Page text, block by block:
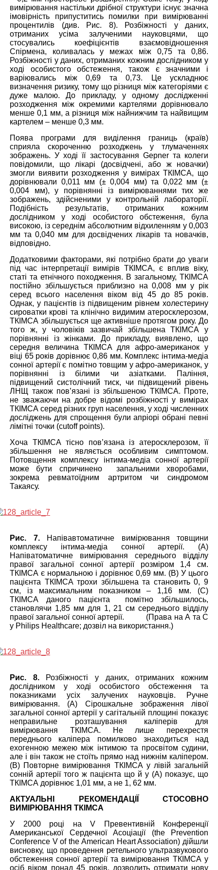
вимірювання настільки дрібної структури існує значна
імовірність припуститись помилки при вимірюванні
процентилів (див. Рис. 8). Розбіжності у даних,
отриманих усіма залученими науковцями, що
стосувались коефіцієнтів взаємовідношення
Спірмена, коливалась у межах між 0,75 та 0,86.
Розбіжності у даних, отриманих кожним дослідником у
ході особистого обстеження, також є значними і
варіювались між 0,69 та 0,73. Це ускладнює
визначення ризику, тому що різниця між категоріями є
дуже малою. До прикладу, у одному дослідженні
розходження між окремими картелями дорівнювало
менше 0,1 мм, а різниця між найнижчим та найвищим
картелем – менше 0,3 мм.
Поява програми для виділення границь (країв)
сприяла скороченню розходжень у тлумаченнях
зображень. У ході її застосування Gepner та колеги
повідомили, що лікарі (досвідчені, або ж новачки)
змогли виявити розходження у вимірах ТКІМСА, що
дорівнювали 0,011 мм (± 0,004 мм) та 0,022 мм (±
0,004 мм), у порівнянні із вимірюваннями тих же
зображень, здійсненими у контрольній лабораторії.
Подібність результатів, отриманих кожним
дослідником у ході особистого обстеження, була
високою, із середнім абсолютним відхиленням у 0,003
мм та 0,040 мм для досвідчених лікарів та новачків,
відповідно.
Додатковими факторами, які потрібно брати до уваги
під час інтерпретації вимірів ТКІМСА, є вплив віку,
статі та етнічного походження. В загальному, ТКІМСА
постійно збільшується приблизно на 0,008 мм у рік
серед всього населення віком від 45 до 85 років.
Однак, у пацієнтів із підвищеним рівнем холестерину
сироватки крові та клінічно видимим атеросклерозом,
ТКІМСА збільшується ще активніше протягом року. До
того ж, у чоловіків зазвичай збільшена ТКІМСА у
порівнянні із жінками. До прикладу, виявлено, що
середня величина ТКІМСА для афро-американок у
віці 65 років дорівнює 0,86 мм. Комплекс інтима-медіа
сонної артерії є помітно товщим у афро-американок, у
порівнянні із білими чи азіатками. Паління,
підвищений систолічний тиск, чи підвищений рівень
ЛНЩ також пов’язані із збільшеною ТКІМСА. Проте,
не зважаючи на добре відомі розбіжності у вимірах
ТКІМСА серед різних груп населення, у ході численних
досліджень для спрощення були апріорі обрані певні
лімітні точки (cutoff points).
Хоча ТКІМСА тісно пов’язана із атеросклерозом, її
збільшення не являється особливим симптомом.
Потовщення комплексу інтима-медіа сонної артерії
може бути спричинено запальними хворобами,
зокрема ревматоїдним артритом чи синдромом
Такаясу.
Рис. 7.
Напівавтоматичне вимірювання товщини
комплексу інтима-медіа сонної артерії. (А)
Напіватоматичне вимірювання середнього відділу
правої загальної сонної артерії розміром 1,4 см.
ТКІМСА є нормальною і дорівнює 0,69 мм. (В) У цього
пацієнта ТКІМСА трохи збільшена та становить 0, 9
см, із максимальним показником – 1,16 мм. (С)
ТКІМСА даного пацієнта помітно збільшилось,
становлячи 1,85 мм для 1, 21 см середнього відділу
правої загальної сонної артерії. (Права на А та С
у Philips Healthcare; дозвіл на використання.)
Рис. 8. Розбіжності у даних, отриманих кожним
дослідником у ході особистого обстеження та
показниками усіх залучених науковців. Ручне
вимірювання. (А) Сірошкальне зображення лівої
загальної сонної артерії у сагітальній площині показує
неправильне розташування каліперів для
вимірювання ТКІМСА. Не лише перехрестя
переднього каліпера помилково знаходиться над
ехогенною межею між інтимою та просвітом судини,
але і він також не стоїть прямо над нижнім каліпером.
(В) Повторне вимірювання ТКІМСА у лівій загальній
сонній артерії того ж пацієнта що й у (А) показує, що
ТКІМСА дорівнює 1,01 мм, а не 1, 62 мм.
АКТУАЛЬНІ РЕКОМЕНДАЦІЇ СТОСОВНО
ВИМІРЮВАННЯ ТКІМСА
У 2000 році на V Превентивній Конференції
Американської Сердечної Асоціації (the Prevention
Conference V of the American Heart Association) дійшли
висновку, що проведення ретельного ультразвукового
обстеження сонної артерії та вимірювання ТКІМСА у
осіб віком понад 45 років, дозволить отримати нову